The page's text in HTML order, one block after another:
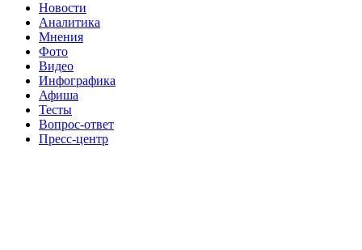
Новости
Аналитика
Мнения
Фото
Видео
Инфографика
Афиша
Тесты
Вопрос-ответ
Пресс-центр